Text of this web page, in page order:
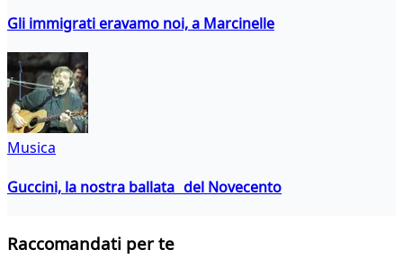
Gli immigrati eravamo noi, a Marcinelle
Musica
Guccini, la nostra ballata del Novecento
Raccomandati per te